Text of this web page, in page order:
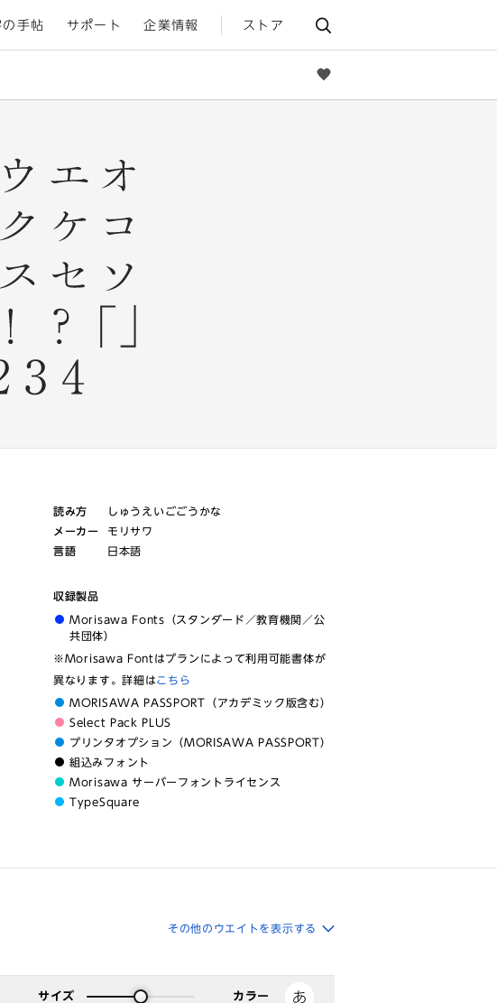
の手帖 サポート 企業情報 ストア
読み方
しゅうえいごごうかな
メーカー
モリサワ
言語
日本語
収録製品
Morisawa Fonts（スタンダード／教育機関／公
共団体）
※Morisawa Fontはプランによって利用可能書体が
異なります。詳細はこちら
MORISAWA PASSPORT（アカデミック版含む）
Select Pack PLUS
プリンタオプション（MORISAWA PASSPORT）
組込みフォント
Morisawa サーバーフォントライセンス
TypeSquare
その他のウエイトを表示する
サイズ カラー